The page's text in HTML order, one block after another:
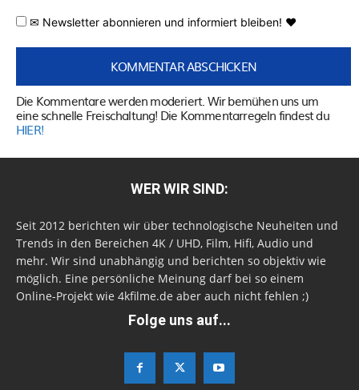
✉ Newsletter abonnieren und informiert bleiben! ♥
Die Kommentare werden moderiert. Wir bemühen uns um
eine schnelle Freischaltung! Die Kommentarregeln findest du
HIER!
WER WIR SIND:
Seit 2012 berichten wir über technologische Neuheiten und
Trends in den Bereichen 4K / UHD, Film, Hifi, Audio und
mehr. Wir sind unabhängig und berichten so objektiv wie
möglich. Eine persönliche Meinung darf bei so einem
Online-Projekt wie 4kfilme.de aber auch nicht fehlen ;)
Folge uns auf...